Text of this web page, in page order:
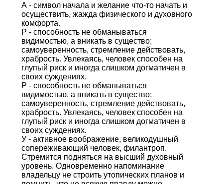
А - символ начала и желание что-то начать и
осуществить, жажда физического и духовного
комфорта.
Р - способность не обманываться
видимостью, а вникать в существо;
самоуверенность, стремление действовать,
храбрость. Увлекаясь, человек способен на
глупый риск и иногда слишком догматичен в
своих суждениях.
Р - способность не обманываться
видимостью, а вникать в существо;
самоуверенность, стремление действовать,
храбрость. Увлекаясь, человек способен на
глупый риск и иногда слишком догматичен в
своих суждениях.
У - активное воображение, великодушный
сопереживающий человек, филантроп.
Стремится подняться на высший духовный
уровень. Одновременно напоминание
владельцу не строить утопических планов и